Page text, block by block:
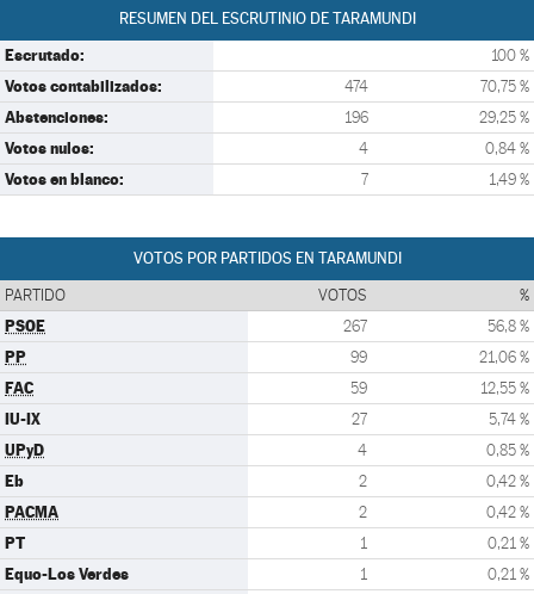
RESUMEN DEL ESCRUTINIO DE TARAMUNDI
Escrutado: 100 %
Votos contabilizados: 474 70,75 %
Abstenciones: 196 29,25 %
Votos nulos: 4 0,84 %
Votos en blanco: 7 1,49 %
VOTOS POR PARTIDOS EN TARAMUNDI
PARTIDO VOTOS %
PSOE 267 56,8 %
PP 99 21,06 %
FAC 59 12,55 %
IU-IX 27 5,74 %
UPyD 4 0,85 %
Eb 2 0,42 %
PACMA 2 0,42 %
PT 1 0,21 %
Equo-Los Verdes 1 0,21 %